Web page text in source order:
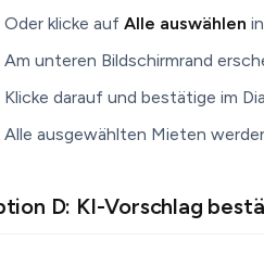
Oder klicke auf Alle auswählen
Am unteren Bildschirmrand
Klicke darauf und bestätige im
Alle ausgewählten Mieten
D: KI-Vorschlag